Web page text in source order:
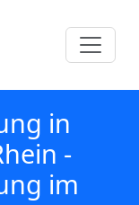
in
-
im